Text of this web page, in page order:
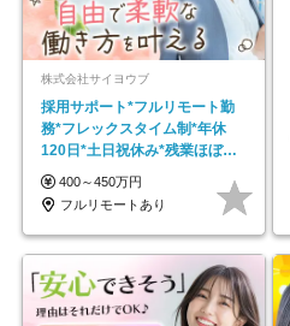
株式会社サイヨウブ
採用サポート*フルリモート勤
務*フレックスタイム制*年休
120日*土日祝休み*残業ほぼな
し*育児中社員8割以上
400～450万円
フルリモートあり